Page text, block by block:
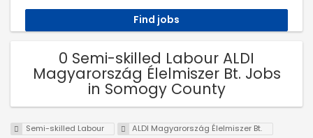
0 Semi-skilled Labour ALDI
Magyarország Élelmiszer Bt. Jobs
in Somogy County
Semi-skilled Labour
ALDI Magyarország Élelmiszer Bt.